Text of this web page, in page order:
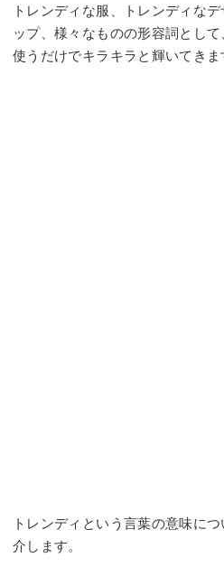
トレンディな服、トレンディな
ップ、様々なものの形容詞とし
使うだけでキラキラと輝いてきま
トレンディという言葉の意味に
介します。